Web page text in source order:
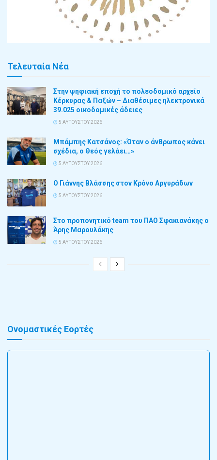
Τελευταία Νέα
Στην ψηφιακή εποχή το πολεοδομικό αρχείο
Κέρκυρας & Παξών – Διαθέσιμες ηλεκτρονικά
39.025 οικοδομικές άδειες
5 ΑΥΓΟΎΣΤΟΥ 2026
Μπάμπης Κατσάνος: «Όταν ο άνθρωπος κάνει
σχέδια, ο Θεός γελάει…»
5 ΑΥΓΟΎΣΤΟΥ 2026
Ο Γιάννης Βλάσσης στον Κρόνο Αργυράδων
5 ΑΥΓΟΎΣΤΟΥ 2026
Στο προπονητικό team του ΠΑΟ Σφακιανάκης ο
Άρης Μαρουλάκης
5 ΑΥΓΟΎΣΤΟΥ 2026
Ονομαστικές Εορτές